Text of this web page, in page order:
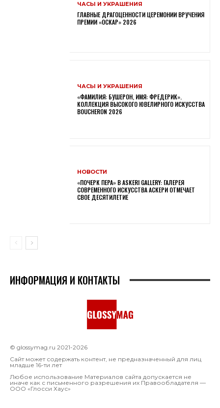
ЧАСЫ И УКРАШЕНИЯ
ГЛАВНЫЕ ДРАГОЦЕННОСТИ ЦЕРЕМОНИИ ВРУЧЕНИЯ
ПРЕМИИ «ОСКАР» 2026
ЧАСЫ И УКРАШЕНИЯ
«ФАМИЛИЯ: БУШЕРОН, ИМЯ: ФРЕДЕРИК».
КОЛЛЕКЦИЯ ВЫСОКОГО ЮВЕЛИРНОГО ИСКУССТВА
BOUCHERON 2026
НОВОСТИ
«ПОЧЕРК ПЕРА» В ASKERI GALLERY: ГАЛЕРЕЯ
СОВРЕМЕННОГО ИСКУССТВА АСКЕРИ ОТМЕЧАЕТ
СВОЕ ДЕСЯТИЛЕТИЕ
ИНФОРМАЦИЯ И КОНТАКТЫ
© glossymag.ru 2021-2026
Сайт может содержать контент, не предназначенный для лиц
младше 16-ти лет
Любое использование Материалов сайта допускается не
иначе как с письменного разрешения их Правообладателя —
OOO «Глосси Хаус»